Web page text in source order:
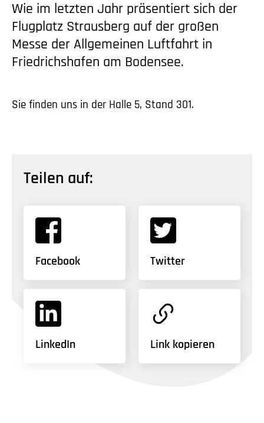
Wie im letzten Jahr präsentiert sich der
Flugplatz Strausberg auf der großen
Messe der Allgemeinen Luftfahrt in
Friedrichshafen am Bodensee.
Sie finden uns in der Halle 5, Stand 301.
Teilen auf:
Facebook Twitter
LinkedIn Link kopieren